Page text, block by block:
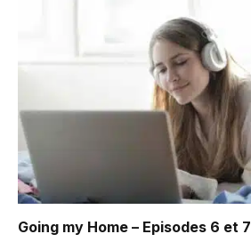
Going my Home – Episodes 6 et 7